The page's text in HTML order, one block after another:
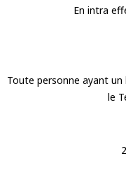
En intra
Toute personne ayant
le